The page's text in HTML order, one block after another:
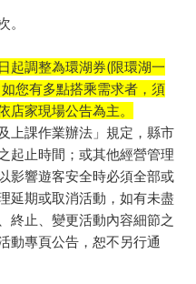
。
起調整為環湖券(限環湖一
您有多點搭乘需求者，須
店家現場公告為主。
上課作業辦法」規定，縣市
起止時間；或其他經營管理
影響遊客安全時必須全部或
延期或取消活動，如有未盡
終止、變更活動內容細節之
動專頁公告，恕不另行通